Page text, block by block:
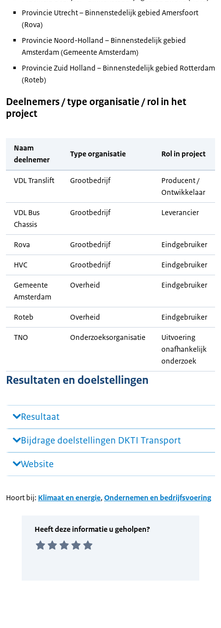
Provincie Utrecht – Binnenstedelijk gebied Amersfoort
(Rova)
Provincie Noord-Holland – Binnenstedelijk gebied
Amsterdam (Gemeente Amsterdam)
Provincie Zuid Holland – Binnenstedelijk gebied Rotterdam
(Roteb)
Deelnemers / type organisatie / rol in het
project
Naam
deelnemer
Type organisatie Rol in project
VDL Translift Grootbedrijf
Producent /
Ontwikkelaar
VDL Bus
Chassis
Grootbedrijf Leverancier
Rova Grootbedrijf Eindgebruiker
HVC Grootbedrijf Eindgebruiker
Gemeente
Amsterdam
Overheid Eindgebruiker
Roteb Overheid Eindgebruiker
TNO Onderzoeksorganisatie
Uitvoering
onafhankelijk
onderzoek
Resultaten en doelstellingen
Resultaat
Bijdrage doelstellingen DKTI Transport
Website
Hoort bij: Klimaat en energie, Ondernemen en bedrijfsvoering